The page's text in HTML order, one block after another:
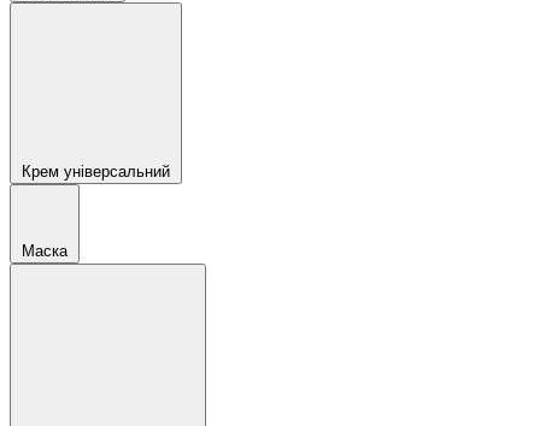
Крем універсальний
Маска